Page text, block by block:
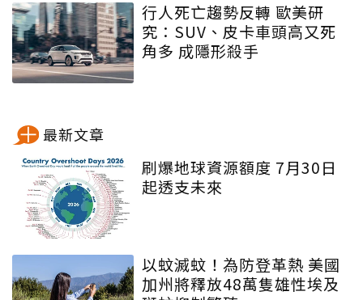
行人死亡趨勢反轉 歐美研
究：SUV、皮卡車頭高又死
角多 成隱形殺手
最新文章
刷爆地球資源額度 7月30日
起透支未來
以蚊滅蚊！為防登革熱 美國
加州將釋放48萬隻雄性埃及